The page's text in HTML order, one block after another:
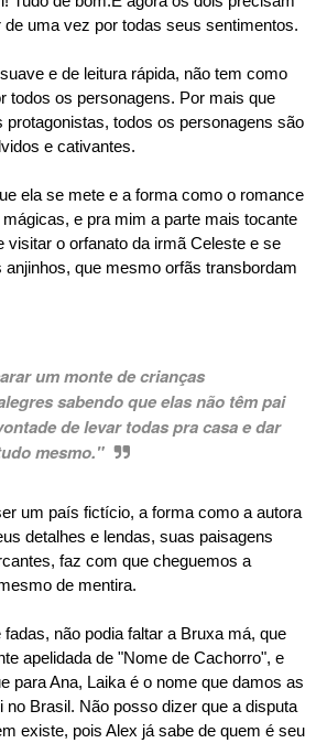
uma vez por todas seus sentimentos.
e de leitura rápida, não tem como
todos os personagens. Por mais que
protagonistas, todos os personagens são
e cativantes.
ela se mete e a forma como o romance
e pra mim a parte mais tocante
visitar o orfanato da irmã Celeste e se
anjinhos, que mesmo orfãs transbordam
um monte de crianças
sabendo que elas não têm pai
de levar todas pra casa e dar
mesmo."
um país fictício, a forma como a autora
detalhes e lendas, suas paisagens
faz com que cheguemos a
de mentira.
não podia faltar a Bruxa má, que
apelidada de "Nome de Cachorro", e
para Ana, Laika é o nome que damos as
no Brasil. Não posso dizer que a disputa
existe, pois Alex já sabe de quem é seu